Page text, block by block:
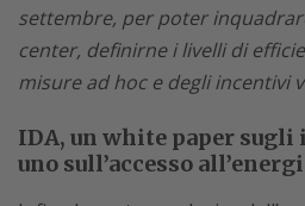
settembre, per poter
center, definirne i livelli di
misure ad hoc e degli incentivi
IDA, un white paper
uno sull’accesso